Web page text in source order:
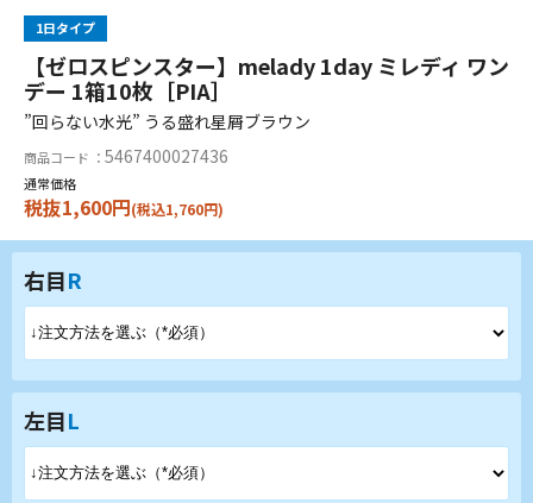
1日タイプ
【ゼロスピンスター】melady 1day ミレディ ワン
デー 1箱10枚［PIA］
”回らない水光” うる盛れ星屑ブラウン
商品コード ： 5467400027436
通常価格
税抜1,600円(税込1,760円)
右目R
左目L